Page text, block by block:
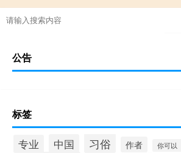
公告
标签
专业 中国 习俗 作者 你可以